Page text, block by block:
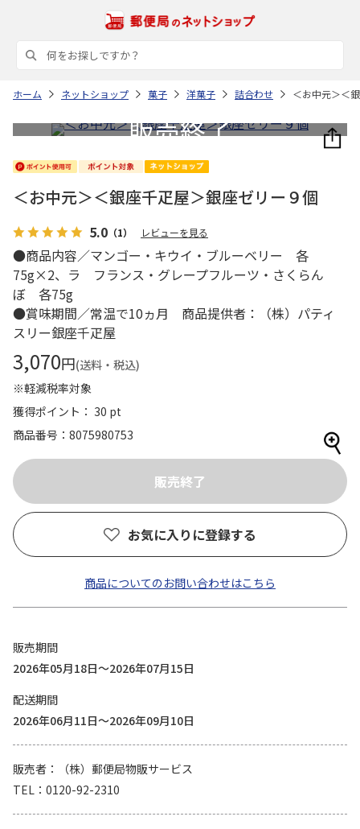
ホーム ネットショップ 菓子 洋菓子 詰合わせ ＜お中元＞＜
＜お中元＞＜銀座千疋屋＞銀座ゼリー９個
5.0 （1） レビューを見る
●商品内容／マンゴー・キウイ・ブルーベリー 各
75g×2、ラ フランス・グレープフルーツ・さくらん
ぼ 各75g
●賞味期間／常温で10ヵ月 商品提供者：（株）パティ
スリー銀座千疋屋
3,070円(送料・税込)
※軽減税率対象
獲得ポイント： 30 pt
商品番号
8075980753
お気に入りに登録する
商品についてのお問い合わせはこちら
販売期間
2026年05月18日～2026年07月15日
配送期間
2026年06月11日～2026年09月10日
販売者
（株）郵便局物販サービス
TEL
0120-92-2310